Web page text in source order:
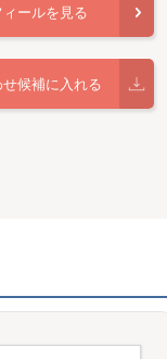
ールを見る
候補に入れる